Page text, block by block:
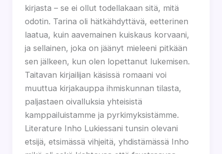
kirjasta – se ei ollut todellakaan sitä, mitä
odotin. Tarina oli hätkähdyttävä, eetterinen
laatua, kuin aavemainen kuiskaus korvaani,
ja sellainen, joka on jäänyt mieleeni pitkään
sen jälkeen, kun olen lopettanut lukemisen.
Taitavan kirjailijan käsissä romaani voi
muuttua kirjakauppa ihmiskunnan tilasta,
paljastaen oivalluksia yhteisistä
kamppailuistamme ja pyrkimyksistämme.
Literature Inho Lukiessani tunsin olevani
etsijä, etsimässä vihjeitä, yhdistämässä Inho